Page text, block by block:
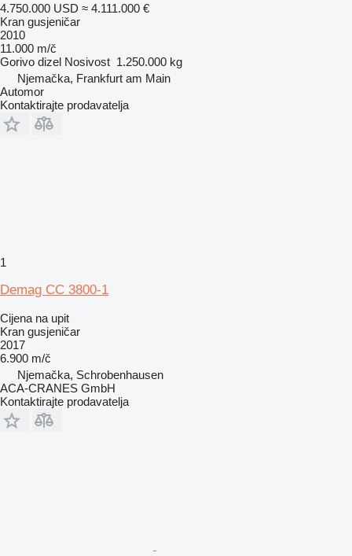
4.750.000 USD ≈ 4.111.000 €
Kran gusjeničar
2010
11.000 m/č
Gorivo dizel Nosivost 1.250.000 kg
Njemačka, Frankfurt am Main
Automor
Kontaktirajte prodavatelja
1
Demag CC 3800-1
Cijena na upit
Kran gusjeničar
2017
6.900 m/č
Njemačka, Schrobenhausen
ACA-CRANES GmbH
Kontaktirajte prodavatelja